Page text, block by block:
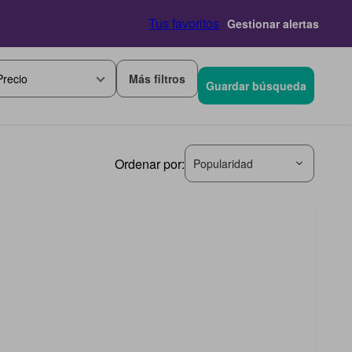
Tus favoritos Gestionar alertas
Más filtros Guardar búsqueda
Ordenar por: Popularidad